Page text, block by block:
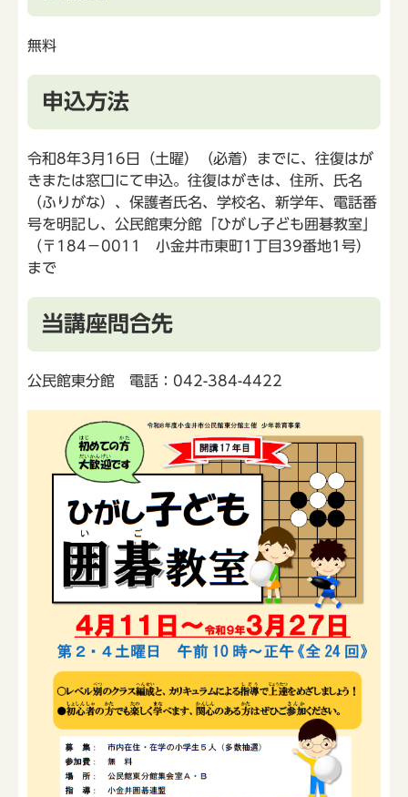
無料
申込方法
令和8年3月16日（土曜）（必着）までに、往復はが
きまたは窓口にて申込。往復はがきは、住所、氏名
（ふりがな）、保護者氏名、学校名、新学年、電話番
号を明記し、公民館東分館「ひがし子ども囲碁教室」
（〒184－0011 小金井市東町1丁目39番地1号）
まで
当講座問合先
公民館東分館 電話：042-384-4422